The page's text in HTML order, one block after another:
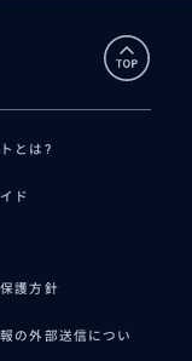
とは?
ド
護方針
の外部送信につい